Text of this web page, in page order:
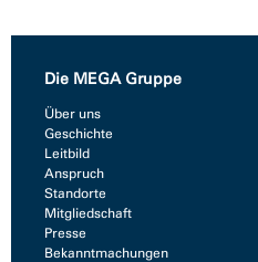
Die MEGA Gruppe
Über uns
Geschichte
Leitbild
Anspruch
Standorte
Mitgliedschaft
Presse
Bekanntmachungen